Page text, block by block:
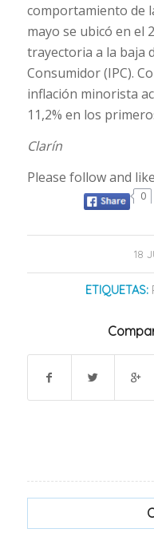
comportamiento de
mayo se ubicó en el
trayectoria a la baja
Consumidor (IPC).
inflación minorista
11,2% en los
Clarín
Please follow and
0
18
ETIQUETAS: